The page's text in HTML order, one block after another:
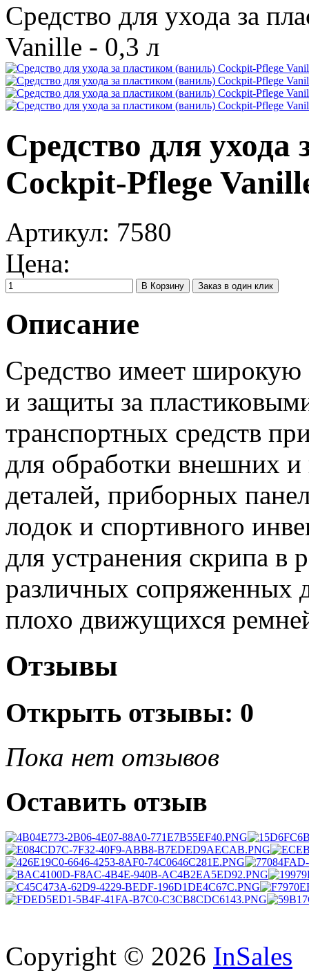
Средство для ухода за
Vanille - 0,3 л
Средство для
Cockpit-Pflege
Артикул: 7580
Цена:
Заказ в один клик
Описание
Средство имеет широкую
и защиты за
транспортных средств
для обработки внешних
деталей, приборных
лодок и спортивного
для устранения скрипа в
различных сопряженных
плохо движущихся
Отзывы
Открыть отзывы: 0
Пока нет отзывов
Оставить отзыв
Copyright © 2026 InSales